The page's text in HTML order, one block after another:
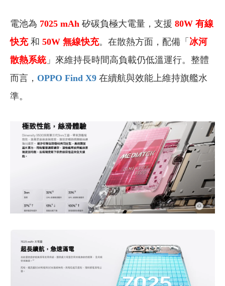
電池為 7025 mAh 矽碳負極大電量，支援 80W 有線
快充和 50W 無線快充。在散熱方面，配備「 冰河
散熱系統」來維持長時間高負載仍低溫運行。整體
而言， OPPO Find X9 在續航與效能上維持旗艦水
準。